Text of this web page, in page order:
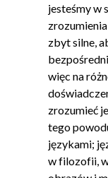
jesteśmy w
zbyt silne,
więc na
zrozumieć
tego
językami;
w filozofii,